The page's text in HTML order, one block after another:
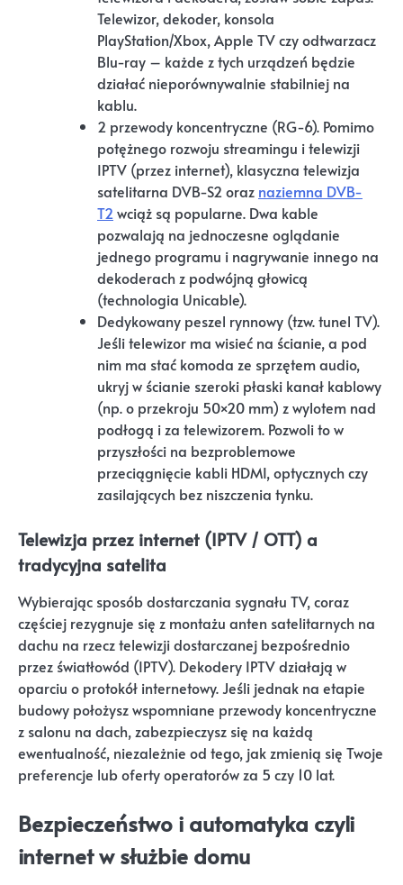
Telewizor, dekoder, konsola
PlayStation/Xbox, Apple TV czy odtwarzacz
Blu-ray – każde z tych urządzeń będzie
działać nieporównywalnie stabilniej na
kablu.
2 przewody koncentryczne (RG-6). Pomimo
potężnego rozwoju streamingu i telewizji
IPTV (przez internet), klasyczna telewizja
satelitarna DVB-S2 oraz naziemna DVB-
T2 wciąż są popularne. Dwa kable
pozwalają na jednoczesne oglądanie
jednego programu i nagrywanie innego na
dekoderach z podwójną głowicą
(technologia Unicable).
Dedykowany peszel rynnowy (tzw. tunel TV).
Jeśli telewizor ma wisieć na ścianie, a pod
nim ma stać komoda ze sprzętem audio,
ukryj w ścianie szeroki płaski kanał kablowy
(np. o przekroju 50×20 mm) z wylotem nad
podłogą i za telewizorem. Pozwoli to w
przyszłości na bezproblemowe
przeciągnięcie kabli HDMI, optycznych czy
zasilających bez niszczenia tynku.
Telewizja przez internet (IPTV / OTT) a
tradycyjna satelita
Wybierając sposób dostarczania sygnału TV, coraz
częściej rezygnuje się z montażu anten satelitarnych na
dachu na rzecz telewizji dostarczanej bezpośrednio
przez światłowód (IPTV). Dekodery IPTV działają w
oparciu o protokół internetowy. Jeśli jednak na etapie
budowy położysz wspomniane przewody koncentryczne
z salonu na dach, zabezpieczysz się na każdą
ewentualność, niezależnie od tego, jak zmienią się Twoje
preferencje lub oferty operatorów za 5 czy 10 lat.
Bezpieczeństwo i automatyka czyli
internet w służbie domu